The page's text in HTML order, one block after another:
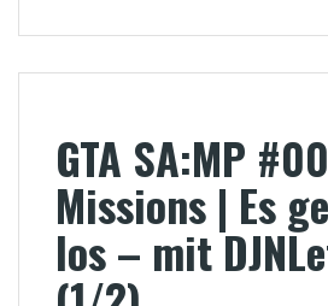
GTA SA:MP
Missions | Es
los – mit